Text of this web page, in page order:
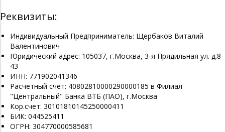
Реквизиты:
Индивидуальный Предприниматель: Щербаков Виталий
Валентинович
Юридический адрес: 105037, г.Москва, 3-я Прядильная ул. д.8-
43
ИНН: 771902041346
Расчетный счет: 40802810000290000185 в Филиал
"Центральный" Банка ВТБ (ПАО), г.Москва
Кор.счет: 30101810145250000411
БИК: 044525411
ОГРН: 304770000585681